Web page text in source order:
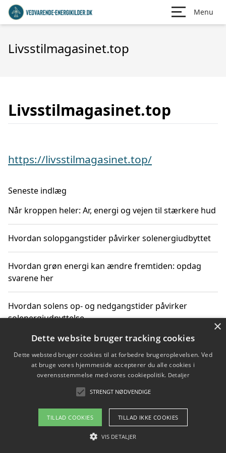
Menu
Livsstilmagasinet.top
Livsstilmagasinet.top
https://livsstilmagasinet.top/
Seneste indlæg
Når kroppen heler: Ar, energi og vejen til stærkere hud
Hvordan solopgangstider påvirker solenergiudbyttet
Hvordan grøn energi kan ændre fremtiden: opdag
svarene her
Hvordan solens op- og nedgangstider påvirker
solenergiudnyttelse
Hvordan du får svar på energispørgsmål om
vedvarende energikilder
Om / kontakt
Blog Betingelser
×
Dette website bruger tracking cookies
Dette websted bruger cookies til at forbedre brugeroplevelsen. Ved
at bruge vores hjemmeside accepterer du alle cookies i
overensstemmelse med vores cookiepolitik. Detaljer
STRENGT NØDVENDIGE
TILLAD COOKIES TILLAD IKKE COOKIES
VIS DETALJER